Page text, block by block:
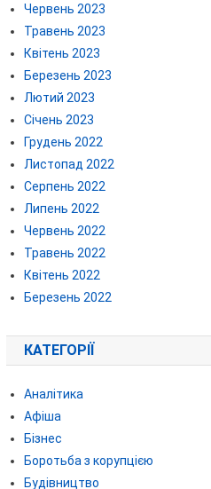
Червень 2023
Травень 2023
Квітень 2023
Березень 2023
Лютий 2023
Січень 2023
Грудень 2022
Листопад 2022
Серпень 2022
Липень 2022
Червень 2022
Травень 2022
Квітень 2022
Березень 2022
КАТЕГОРІЇ
Аналітика
Афіша
Бізнес
Боротьба з корупцією
Будівництво